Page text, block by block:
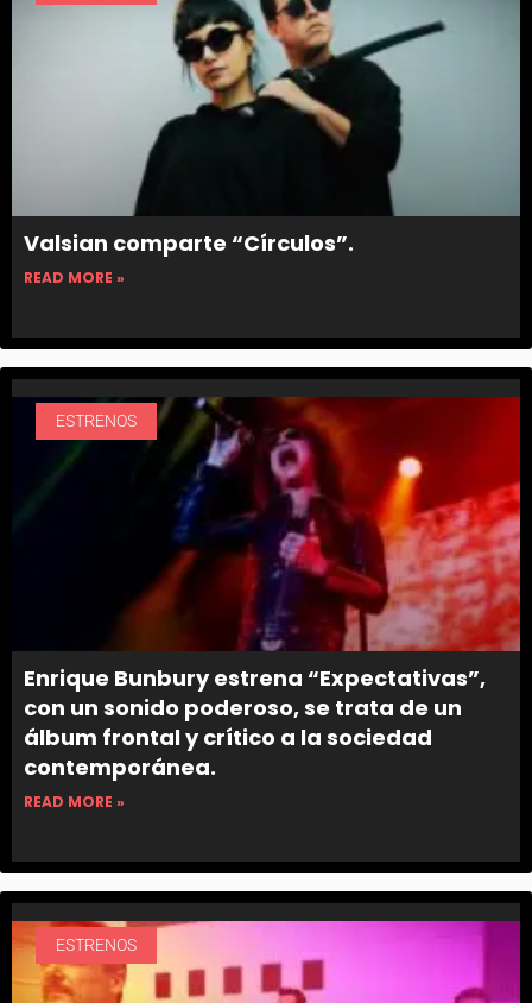
Valsian comparte “Círculos”.
READ MORE »
ESTRENOS
Enrique Bunbury estrena “Expectativas”,
con un sonido poderoso, se trata de un
álbum frontal y crítico a la sociedad
contemporánea.
READ MORE »
ESTRENOS